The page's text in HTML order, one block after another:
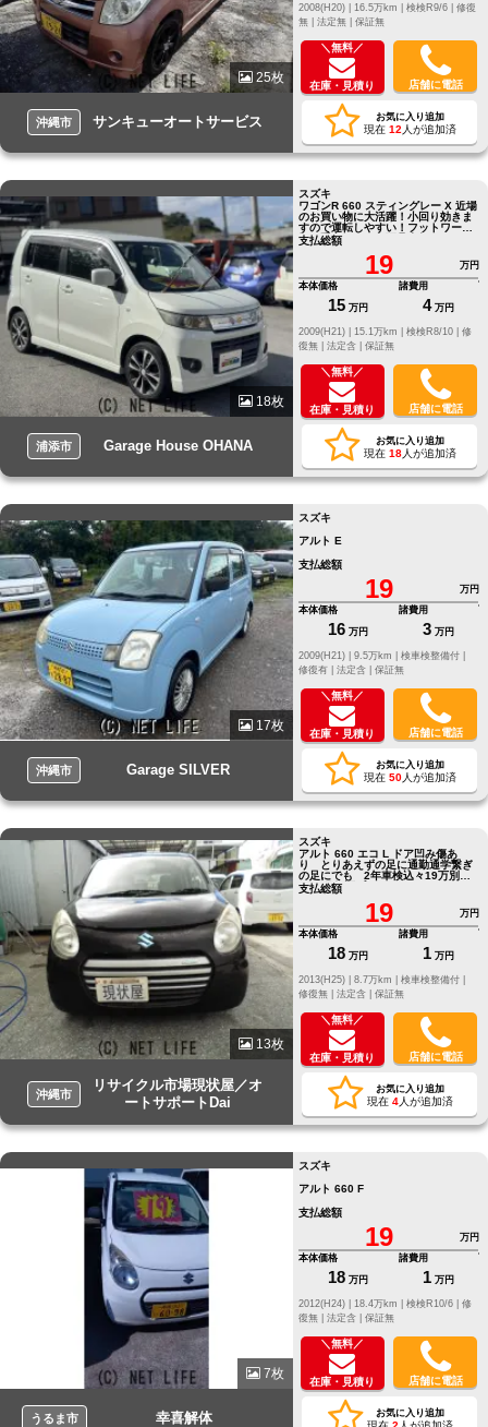
25枚
沖縄市 サンキューオートサービス
修復
無 | 法定無 | 保証無
＼無料／
在庫・見積り 店舗に電話
お気に入り追加
現在 12 人が追加済
18枚
浦添市 Garage House OHANA
スズキ
ワゴンR 660 スティングレー X 近場
のお買い物に大活躍！小回り効きま
すので運転しやすい！フットワーク
軽く重宝します！不具合無し！
支払総額
19
万円
本体価格
15 万円
諸費用
4 万円
修
復無 | 法定含 | 保証無
＼無料／
在庫・見積り 店舗に電話
お気に入り追加
現在 18人が追加済
17枚
沖縄市 Garage SILVER
スズキ
アルト E
支払総額
19
万円
本体価格
16 万円
諸費用
3 万円
修復有 | 法定含 | 保証無
＼無料／
在庫・見積り 店舗に電話
お気に入り追加
現在 50人が追加済
13枚
沖縄市
リサイクル市場現状屋／オ
ートサポートDai
スズキ
アルト 660 エコ L ドア凹み傷あ
り とりあえずの足に通勤通学繋ぎ
の足にでも 2年車検込々19万別途
12か月保証プランあり
支払総額
19
万円
本体価格
18 万円
諸費用
1 万円
修復無 | 法定含 | 保証無
＼無料／
在庫・見積り 店舗に電話
お気に入り追加
現在 4人が追加済
7枚
うるま市 幸喜解体
スズキ
アルト 660 F
支払総額
19
万円
本体価格
18 万円
諸費用
1 万円
修
復無 | 法定含 | 保証無
＼無料／
在庫・見積り 店舗に電話
お気に入り追加